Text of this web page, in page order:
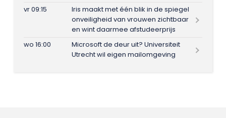
vr 09:15
Iris maakt met één blik in de spiegel
onveiligheid van vrouwen zichtbaar
en wint daarmee afstudeerprijs
wo 16:00
Microsoft de deur uit? Universiteit
Utrecht wil eigen mailomgeving